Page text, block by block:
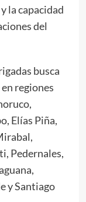
la capacidad
del
busca
regiones
Elías Piña,
Pedernales,
y Santiago